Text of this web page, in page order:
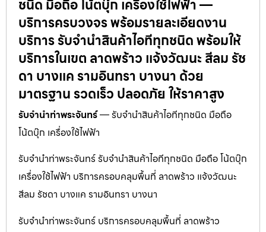
ชนิด มือถือ โน้ตบุ๊ก เครื่องใช้ไฟฟ้า —
บริการครบวงจร พร้อมรายละเอียดงาน
บริการ รับจำนำสินค้าไอทีทุกชนิด พร้อมให้
บริการในเขต ลาดพร้าว แจ้งวัฒนะ สีลม รัช
ดา บางแค รามอินทรา บางนา ด้วย
มาตรฐาน รวดเร็ว ปลอดภัย ให้ราคาสูง
รับจำนำท่าพระจันทร์— รับจำนำสินค้าไอทีทุกชนิด มือถือ
โน้ตบุ๊ก เครื่องใช้ไฟฟ้า
รับจำนำท่าพระจันทร์ รับจำนำสินค้าไอทีทุกชนิด มือถือ โน้ตบุ๊ก
เครื่องใช้ไฟฟ้า บริการครอบคลุมพื้นที่ ลาดพร้าว แจ้งวัฒนะ
สีลม รัชดา บางแค รามอินทรา บางนา
รับจำนำท่าพระจันทร์ บริการครอบคลุมพื้นที่ ลาดพร้าว